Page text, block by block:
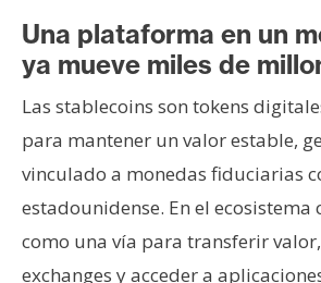
s
o
o
n
t
a
Una plataforma en un
ya mueve miles de
Las stablecoins son tokens
para mantener un valor estable,
vinculado a monedas fiduciarias
estadounidense. En el
como una vía para transferir
exchanges y acceder a